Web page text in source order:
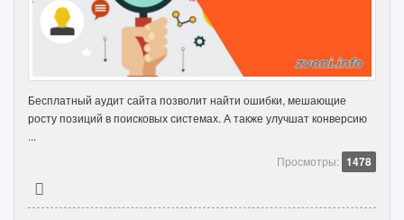
Бесплатный аудит сайта позволит найти ошибки, мешающие
росту позиций в поисковых системах. А также улучшат конверсию
...
Просмотры: 1478